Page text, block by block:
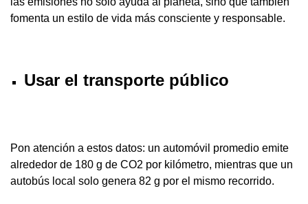
fomenta un estilo de vida más consciente y responsable.
Usar el transporte público
Pon atención a estos datos: un automóvil promedio emite
alrededor de 180 g de CO2 por kilómetro, mientras que un
autobús local solo genera 82 g por el mismo recorrido.